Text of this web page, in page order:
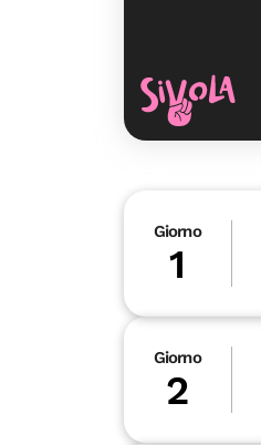
Giorno
1
Giorno
2